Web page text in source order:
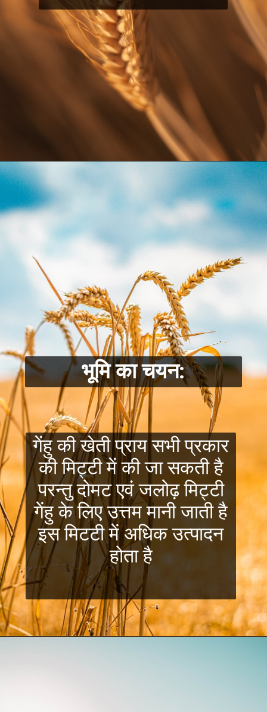
भूमि का चयन:
गेंहु की खेती प्राय सभी प्रकार
की मिट्टी में की जा सकती है
परन्तु दोमट एवं जलोढ़ मिट्टी
गेंहु के लिए उत्तम मानी जाती है
इस मिटटी में अधिक उत्पादन
होता है